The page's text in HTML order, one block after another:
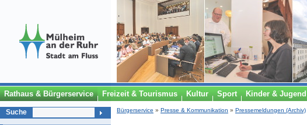
Rathaus & Bürgerservice Freizeit & Tourismus Kultur Sport Kinder & Jugend
Bürgerservice » Presse & Kommunikation » Pressemeldungen (Archiv)
Suche